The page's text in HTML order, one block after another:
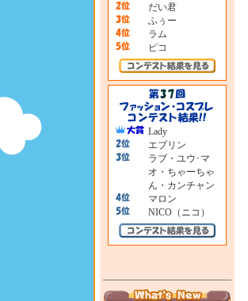
だい君
ふぅー
ラム
ピコ
Lady
エブリン
ラブ・ユウ･マ
オ・ちゃーちゃ
ん・カンチャン
マロン
NICO（ニコ）